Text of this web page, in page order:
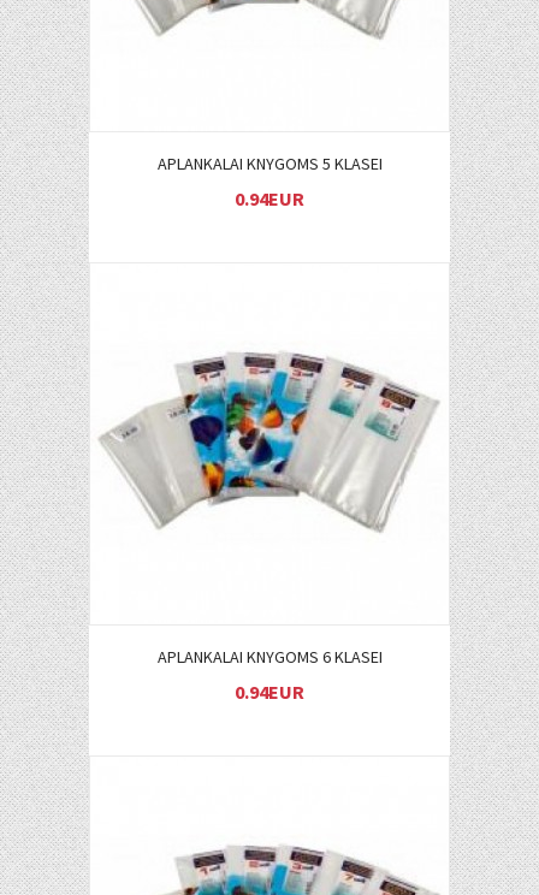
APLANKALAI KNYGOMS 5 KLASEI
0.94EUR
Į KREPŠELĮ
APLANKALAI KNYGOMS 6 KLASEI
0.94EUR